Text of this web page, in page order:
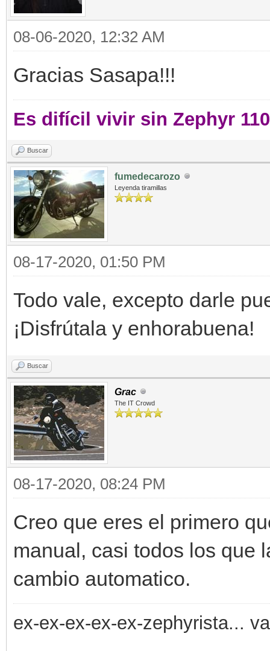
08-06-2020, 12:32 AM
Gracias Sasapa!!!
Es difícil vivir sin Zephyr
Buscar
fumedecarozo
Leyenda tiramillas
08-17-2020, 01:50 PM
Todo vale, excepto darle
¡Disfrútala y enhorabuena!
Buscar
Grac
The IT Crowd
08-17-2020, 08:24 PM
Creo que eres el primero
manual, casi todos los que
cambio automatico.
ex-ex-ex-ex-ex-zephyrista...